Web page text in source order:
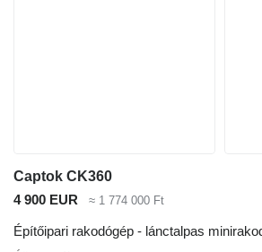
Captok CK360
4 900 EUR
≈ 1 774 000 Ft
Építőipari rakodógép - lánctalpas